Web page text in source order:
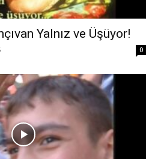
Yalnız ve Üşüyor!
0